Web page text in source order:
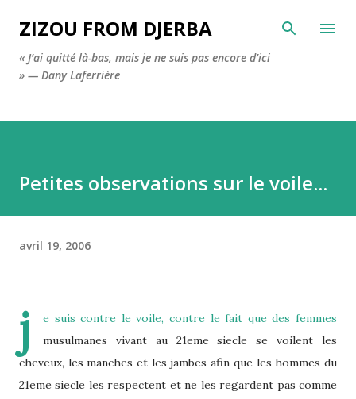
Accéder au contenu principal
ZIZOU FROM DJERBA
« J’ai quitté là-bas, mais je ne suis pas encore d’ici
» — Dany Laferrière
Petites observations sur le voile...
avril 19, 2006
j
e suis contre le voile, contre le fait que des femmes
musulmanes vivant au 21eme siecle se voilent les
cheveux, les manches et les jambes afin que les hommes du
21eme siecle les respectent et ne les regardent pas comme